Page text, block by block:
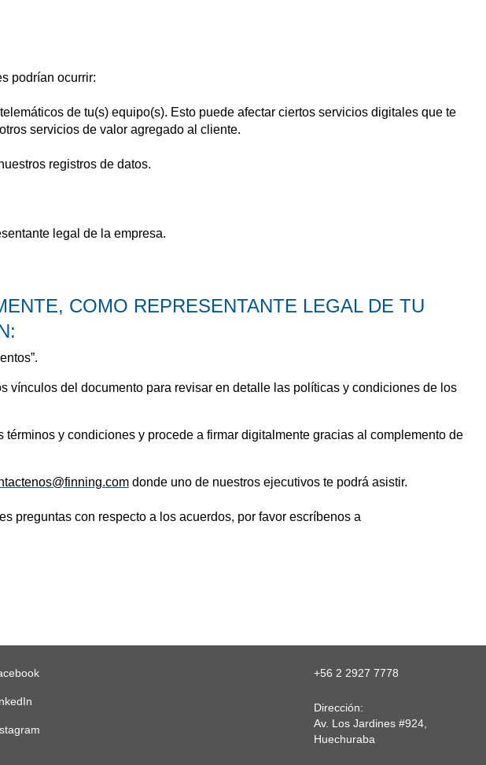
podrían ocurrir:
de tu(s) equipo(s). Esto puede afectar ciertos servicios digitales que te
servicios de valor agregado al cliente.
registros de datos.
legal de la empresa.
COMO REPRESENTANTE LEGAL DE TU
del documento para revisar en detalle las políticas y condiciones de los
y condiciones y procede a firmar digitalmente gracias al complemento de
donde uno de nuestros ejecutivos te podrá asistir.
preguntas con respecto a los acuerdos, por favor escríbenos a
+56 2 2927 7778
Dirección:
Av. Los Jardines #924,
Huechuraba